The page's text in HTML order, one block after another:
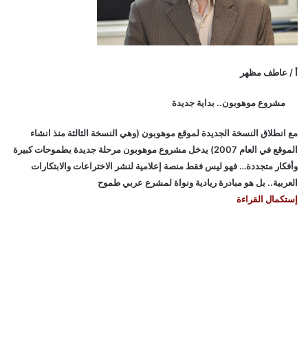
أ / عاطف مظهر
مشروع موهوبون.. بداية جديدة
مع انطلاق النسخة الجديدة لموقع موهوبون (وهي النسخة الثالثة منذ انشاء
الموقع في العام 2007) يدخل مشروع موهوبون مرحلة جديدة بطموحات كبيرة
وأفكار متجددة… فهو ليس فقط منصة إعلامية لنشر الاختراعات والابتكارات
العربية.. بل هو مبادرة ريادية ونواة لمشرع عربي طموح
إستكمال القراءة